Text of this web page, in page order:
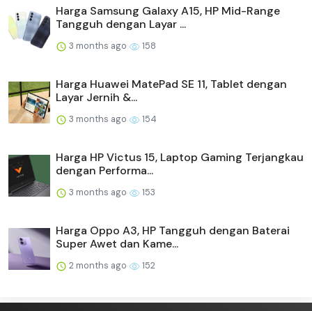
Harga Samsung Galaxy A15, HP Mid-Range
Tangguh dengan Layar ...
3 months ago 158
Harga Huawei MatePad SE 11, Tablet dengan
Layar Jernih &...
3 months ago 154
Harga HP Victus 15, Laptop Gaming Terjangkau
dengan Performa...
3 months ago 153
Harga Oppo A3, HP Tangguh dengan Baterai
Super Awet dan Kame...
2 months ago 152